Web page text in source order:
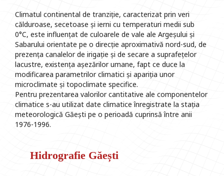
Climatul continental de tranziție, caracterizat prin veri
călduroase, secetoase și ierni cu temperaturi medii sub
0°C, este influențat de culoarele de vale ale Argeșului și
Sabarului orientate pe o direcție aproximativă nord-sud, de
prezența canalelor de irigație și de secare a suprafețelor
lacustre, existența așezărilor umane, fapt ce duce la
modificarea parametrilor climatici și apariția unor
microclimate și topoclimate specifice.
Pentru prezentarea valorilor cantitative ale componentelor
climatice s-au utilizat date climatice înregistrate la stația
meteorologică Găești pe o perioadă cuprinsă între anii
1976-1996.
Hidrografie Găești